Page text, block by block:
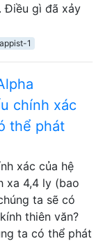
Điều gì đã xảy
1
chính xác
thể phát
xác của hệ
xa 4,4 ly (bao
ta sẽ có
thiên văn?
ta có thể phát